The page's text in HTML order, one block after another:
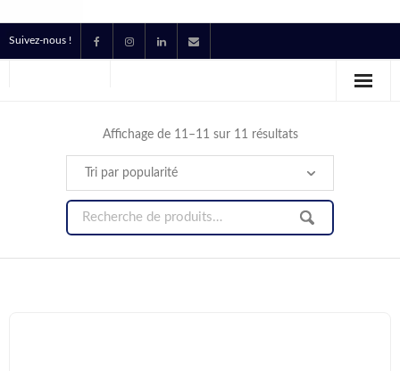
Suivez-nous !
Production
Affichage de 11–11 sur 11 résultats